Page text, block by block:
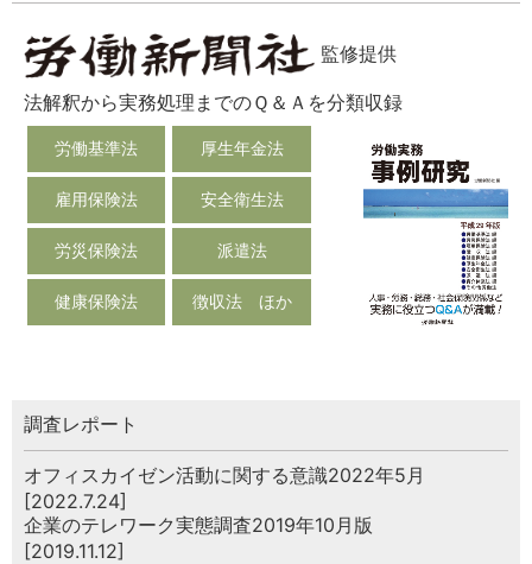
監修提供
法解釈から実務処理までのＱ＆Ａを分類収録
労働基準法 厚生年金法
雇用保険法 安全衛生法
労災保険法 派遣法
健康保険法 徴収法 ほか
調査レポート
オフィスカイゼン活動に関する意識2022年5月
[2022.7.24]
企業のテレワーク実態調査2019年10月版
[2019.11.12]